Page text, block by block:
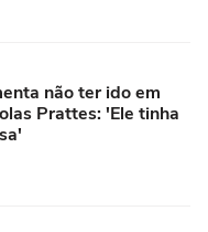
não ter ido em
Prattes: 'Ele tinha